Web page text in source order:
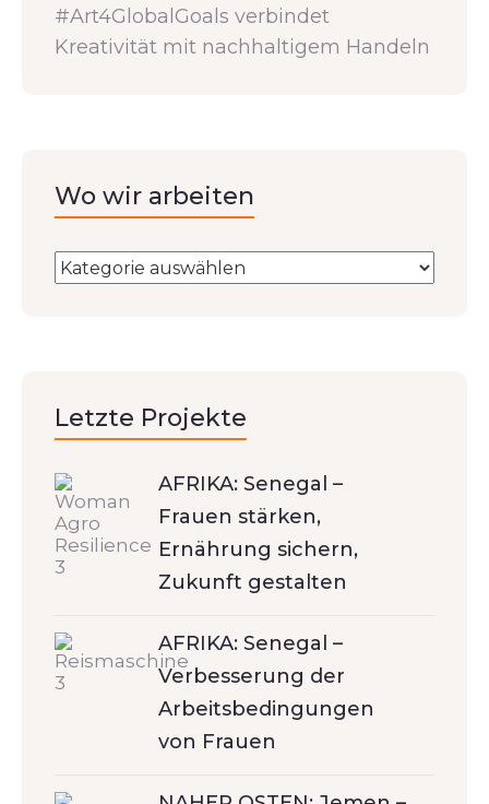
#Art4GlobalGoals verbindet
Kreativität mit nachhaltigem Handeln
Wo wir arbeiten
Letzte Projekte
AFRIKA: Senegal –
Frauen stärken,
Ernährung sichern,
Zukunft gestalten
AFRIKA: Senegal –
Verbesserung der
Arbeitsbedingungen
von Frauen